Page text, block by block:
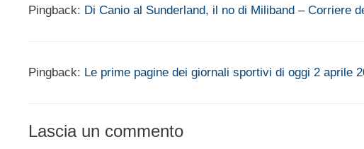
Pingback: Di Canio al Sunderland, il no di Miliband – Corriere
Pingback: Le prime pagine dei giornali sportivi di oggi 2 aprile
Lascia un commento